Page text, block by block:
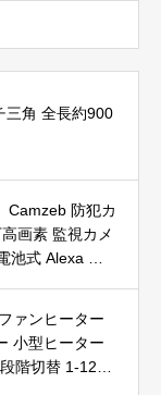
三角 全長約900
Camzeb 防犯カ
画素 監視カメ
池式 Alexa 赤
ァンヒーター
小型ヒーター
階切替 1-12時